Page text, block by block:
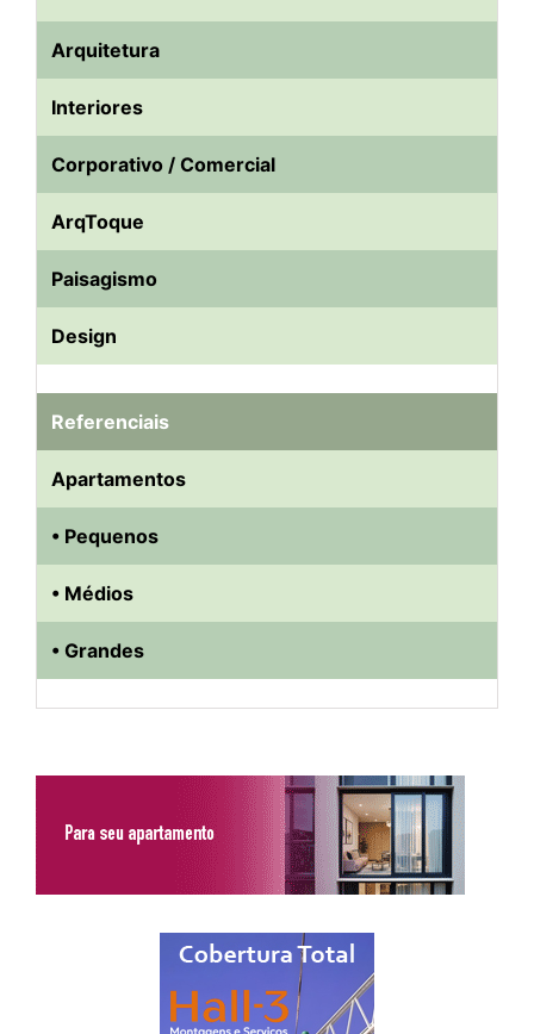
Arquitetura
Interiores
Corporativo / Comercial
ArqToque
Paisagismo
Design
Referenciais
Apartamentos
• Pequenos
• Médios
• Grandes